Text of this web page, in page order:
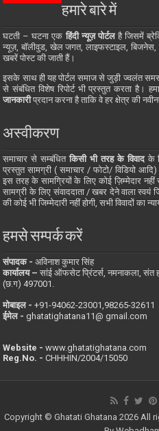
हमारे बारे में
घटती – घटना एक हिंदी न्यूज़ पोर्टलहै जिसमें
न्यूज़, बॉलीवुड, खेल जगत, लाइफस्टाइल, बिजनेस,
खबरें पोस्ट की जाती हैं।
इसके साथ ही यह पोर्टल समाज से जुड़ी ज्वलंत
से संबंधित विशेष रिपोर्ट भी प्रस्तुत करता है।
जानकारीप्रदान करना है ताकि वे हर क्षेत्र की
अस्वीकरण
समाचार से सम्बंधितकिसी भी तरह के विवादके
प्रस्तुत सामग्री ( समाचार / फोटो/ विडियो
इस तरह के सामग्रियों के लिए कोई ज़िम्मेदार नहीं
सामग्री के लिए संवाददाता / खबर देने वाला स्वयं
की कोई भी जिम्मेदारी नहीं होगी, सभी विवादों का
हमसे सम्पर्क करें
संपादक -अविनाश कुमार सिंह
कार्यालय –सांई ऑफसेट प्रिंटर्स, नमनाकला, संत
(छ.ग) 497001.
मोबाइल - ‪+91-94062-23001‬,98265-32611
ईमेल -ghatatighatana11@ gmail.com
Website -www.ghatatighatana.com
Reg.No. -CHHHIN/2004/15050
Copyright © Ghatati Ghatana 2026 All